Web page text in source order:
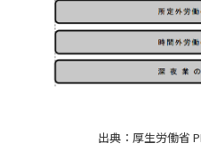
出典：厚生労働省